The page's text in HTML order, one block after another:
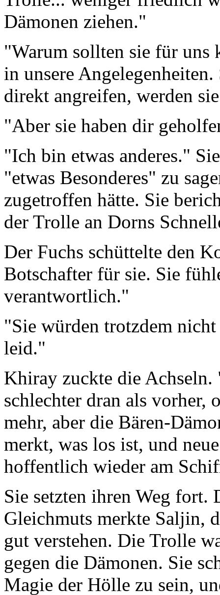
Dämonen ziehen."
"Warum sollten sie für uns
in unsere
direkt angreifen, werden
"Aber sie haben dir
"Ich bin etwas anderes."
"etwas Besonderes" zu
zugetroffen hätte. Sie
der Trolle an Dorns
Der Fuchs schüttelte den
Botschafter für sie. Sie
verantwortlich."
"Sie würden trotzdem
leid."
Khiray zuckte die
schlechter dran als vorher,
mehr, aber die Bären-
merkt, was los ist, und
hoffentlich wieder am
Sie setzten ihren Weg fort.
Gleichmuts merkte Saljin,
gut verstehen. Die Trolle
gegen die Dämonen. Sie
Magie der Hölle zu sein,